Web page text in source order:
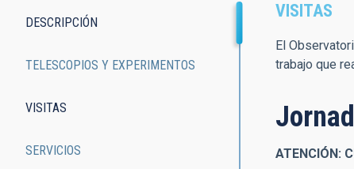
VISITAS
El
trabajo que
ATENCIÓN:
navigation
DESCRIPCIÓN
TELESCOPIOS Y EXPERIMENTOS
VISITAS
SERVICIOS